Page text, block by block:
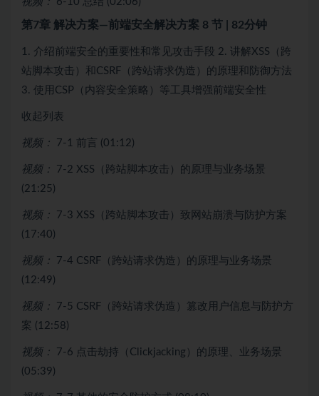
第7章 解决方案—前端安全解决方案 8 节 | 82分钟
1. 介绍前端安全的重要性和常见攻击手段 2. 讲解XSS（跨
站脚本攻击）和CSRF（跨站请求伪造）的原理和防御方法
3. 使用CSP（内容安全策略）等工具增强前端安全性
收起列表
视频： 7-1 前言 (01:12)
视频：
7-2 XSS（跨站脚本攻击）的原理与业务场景
(21:25)
视频：
7-3 XSS（跨站脚本攻击）致网站崩溃与防护方案
(17:40)
视频：
7-4 CSRF（跨站请求伪造）的原理与业务场景
(12:49)
视频：
7-5 CSRF（跨站请求伪造）篡改用户信息与防护方
案 (12:58)
视频：
7-6 点击劫持（Clickjacking）的原理、业务场景
(05:39)